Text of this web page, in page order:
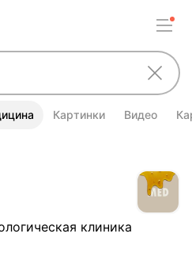
Картинки Видео
клиника